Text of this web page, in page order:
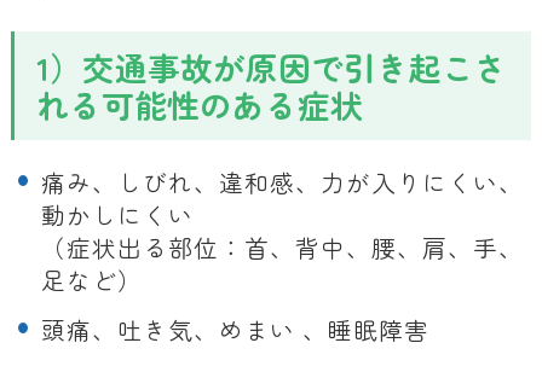
1）交通事故が原因で引き起こさ
れる可能性のある症状
痛み、しびれ、違和感、力が入りにくい、
動かしにくい
（症状出る部位：首、背中、腰、肩、手、
足など）
頭痛、吐き気、めまい 、睡眠障害